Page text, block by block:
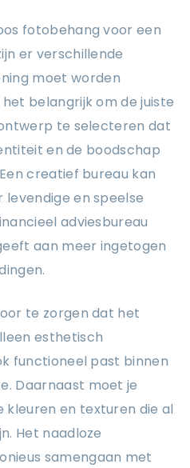
fotobehang voor een
er verschillende
moet worden
belangrijk om de juiste
te selecteren dat
en de boodschap
creatief bureau kan
en speelse
adviesbureau
aan meer ingetogen
te zorgen dat het
esthetisch
functioneel past binnen
Daarnaast moet je
kleuren en texturen die al
Het naadloze
samengaan met